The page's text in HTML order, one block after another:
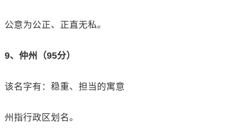
公意为公正、正直无私。
9、仲州（95分）
该名字有：稳重、担当的寓意
州指行政区划名。